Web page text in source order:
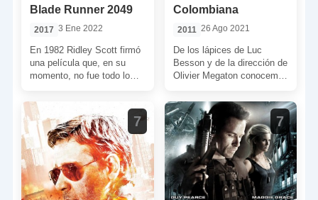
Blade Runner 2049
2017 3 Ene 2022
En 1982 Ridley Scott firmó
una película que, en su
momento, no fue todo lo
esperaba. […]
Colombiana
2011 26 Ago 2021
De los lápices de Luc
Besson y de la dirección de
Olivier Megaton conocemos
femenino. Una mujer […]
7 7